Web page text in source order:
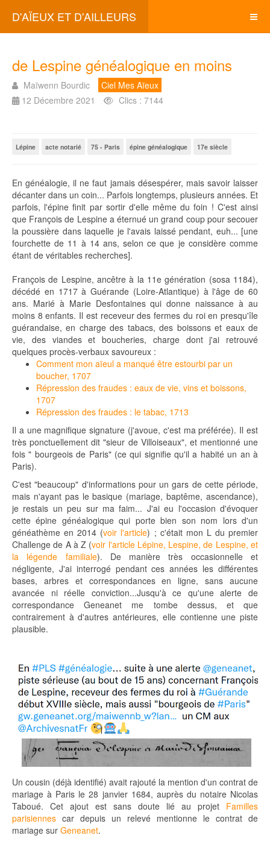
D'AÏEUX ET D'AILLEURS
de Lespine généalogique en moins
Maïwenn Bourdic
Ciel Mes Aïeux
12 Décembre 2021
Clics : 7144
Lépine acte notarié 75 - Paris épine généalogique 17e siècle
En généalogie, il ne faut jamais désespérer, mais savoir laisser
décanter dans un coin... Parfois longtemps, plusieurs années. Et
parfois, l'épine finit par sortir d'elle même du foin ! C'est ainsi
que François de Lespine a éternué un grand coup pour secouer
la poussière dans laquelle je l'avais laissé pendant, euh... [une
fourchette de 11 à 14 ans, selon ce que je considère comme
étant de véritables recherches].
François de Lespine, ancêtre à la 11e génération (sosa 1184),
décédé en 1717 à Guérande (Loire-Atlantique) à l'âge de 60
ans. Marié à Marie Desfontaines qui donne naissance à au
moins 8 enfants. Il est receveur des fermes du roi en presqu'île
guérandaise, en charge des tabacs, des boissons et eaux de
vie, des viandes et boucheries, charge dont j'ai retrouvé
quelques procès-verbaux savoureux :
Comment mon aïeul a manqué être estourbi par un
boucher, 1707
Répression des fraudes : eaux de vie, vins et boissons,
1707
Répression des fraudes : le tabac, 1713
Il a une magnifique signature (j'avoue, c'est ma préférée). Il est
très ponctuellement dit "sieur de Villoiseaux", et mentionné une
fois " bourgeois de Paris" (ce qui signifie qu'il a habité un an à
Paris).
C'est "beaucoup" d'informations pour un gars de cette période,
mais n'ayant pas le basique (mariage, baptême, ascendance),
je restais un peu sur ma faim... J'ai eu l'occasion d'évoquer
cette épine généalogique qui porte bien son nom lors d'un
généathème en 2014 (voir l'article) ; c'était mon L du premier
Challenge de A à Z (voir l'article Lépine, Lespine, de Lespine, et
la légende familiale). De manière très occasionnelle et
négligente, J'ai interrogé pendant ces années les différentes
bases, arbres et correspondances en ligne, sans aucune
avancée ni réelle conviction...Jusqu'à ce qu'une alerte de
correspondance Geneanet me tombe dessus, et que
contrairement à d'autres antérieures, elle contienne une piste
plausible.
Un cousin (déjà identifié) avait rajouté la mention d'un contrat de
mariage à Paris le 28 janvier 1684, auprès du notaire Nicolas
Taboué. Cet ajout est sans doute lié au projet Familles
parisiennes car depuis un relevé mentionne le contrat de
mariage sur Geneanet.